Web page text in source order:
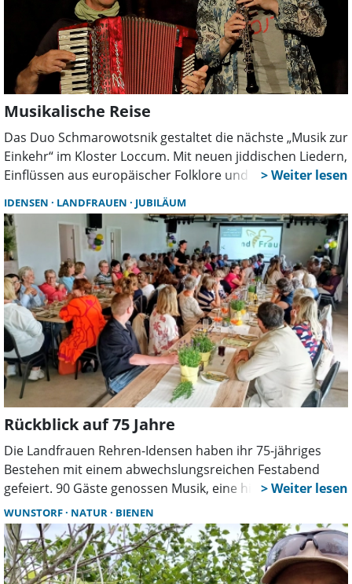
Musikalische Reise
Das Duo Schmarowotsnik gestaltet die nächste „Musik zur
Einkehr“ im Kloster Loccum. Mit neuen jiddischen Liedern,
Einflüssen aus europäischer Folklore und eigenen
Kompositionen schlagen die Musiker eine Brücke
zwischen Tradition, Gegenwart und Zukunft.
IDENSEN LANDFRAUEN JUBILÄUM
Rückblick auf 75 Jahre
Die Landfrauen Rehren-Idensen haben ihr 75-jähriges
Bestehen mit einem abwechslungsreichen Festabend
gefeiert. 90 Gäste genossen Musik, eine historische
Modenschau und kulinarische Spezialitäten. Auch
Vertreter aus Politik und Landwirtschaft würdigten das
Engagement des Vereins.
WUNSTORF NATUR BIENEN